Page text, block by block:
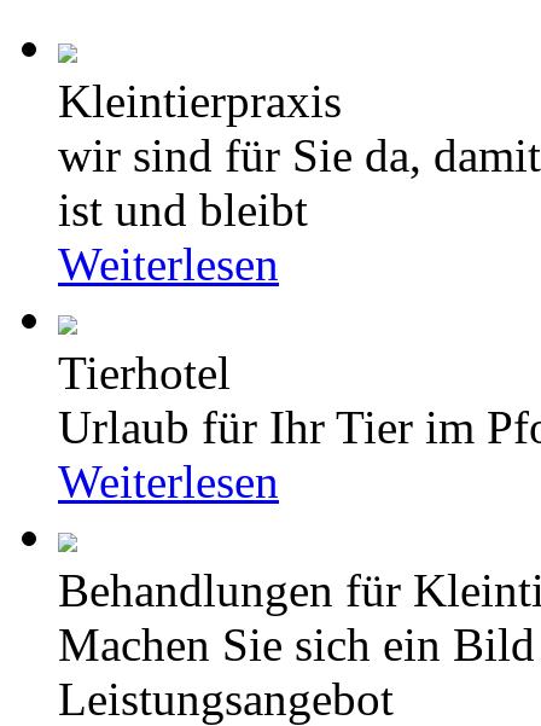
Kleintierpraxis
wir sind für Sie da,
ist und bleibt
Weiterlesen
Tierhotel
Urlaub für Ihr Tier im
Weiterlesen
Behandlungen für
Machen Sie sich ein
Leistungsangebot